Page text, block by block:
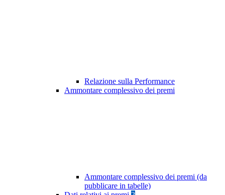
Relazione sulla Performance
Ammontare complessivo dei premi
Ammontare complessivo dei premi (da
pubblicare in tabelle)